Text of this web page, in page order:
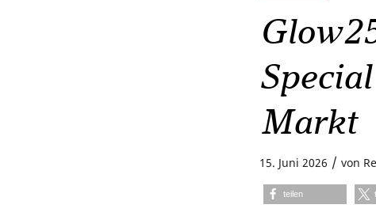
Markt
15. Juni 2026 / von
teilen